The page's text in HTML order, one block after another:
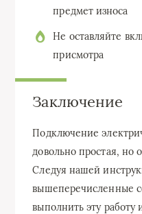
предмет износа
Не оставляйте
присмотра
Заключение
Подключение
довольно простая, но
Следуя нашей
вышеперечисленные
выполнить эту работу